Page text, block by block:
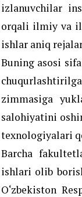
izlanuvchilar
orqali ilmiy va
ishlar aniq
Buning asosi
zimmasiga
salohiyatini
texnologiyalari
Barcha
ishlari olib
O‘zbekiston